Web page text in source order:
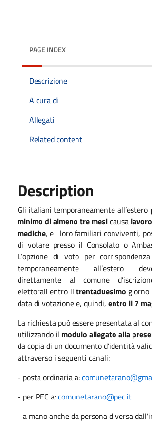
PAGE INDEX
Descrizione
A cura di
Allegati
Related content
Description
Gli italiani temporaneamente all’estero
minimo di almeno tre mesicausa
mediche, e i loro familiari conviventi,
di votare presso il Consolato o
L’opzione di voto per
temporaneamente all’estero
direttamente al comune
elettorali entro il trentaduesimo giorno
data di votazione e, quindi, entro il 7
La richiesta può essere presentata al
utilizzando il modulo allegato alla
da copia di un documento d’identità
attraverso i seguenti canali:
- posta ordinaria a:
- per PEC a:comunetarano@pec.it
- a mano anche da persona diversa